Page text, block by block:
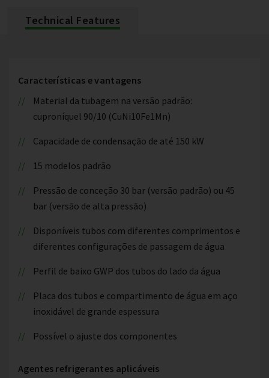
Technical Features
Características e vantagens
Material da tubagem na versão padrão:
cuproníquel 90/10 (CuNi10Fe1Mn)
Capacidade de condensação de até 150 kW
15 modelos padrão
Pressão de conceção 30 bar (versão padrão) ou 45
bar (versão de alta pressão)
Disponíveis tubos com diferentes comprimentos e
diferentes configurações de passagem de água
Perfil de baixo GWP dos tubos do lado da água
Placa dos tubos e compartimento de água em aço
inoxidável de grande espessura
Possível o ajuste dos componentes
Agentes refrigerantes aplicáveis